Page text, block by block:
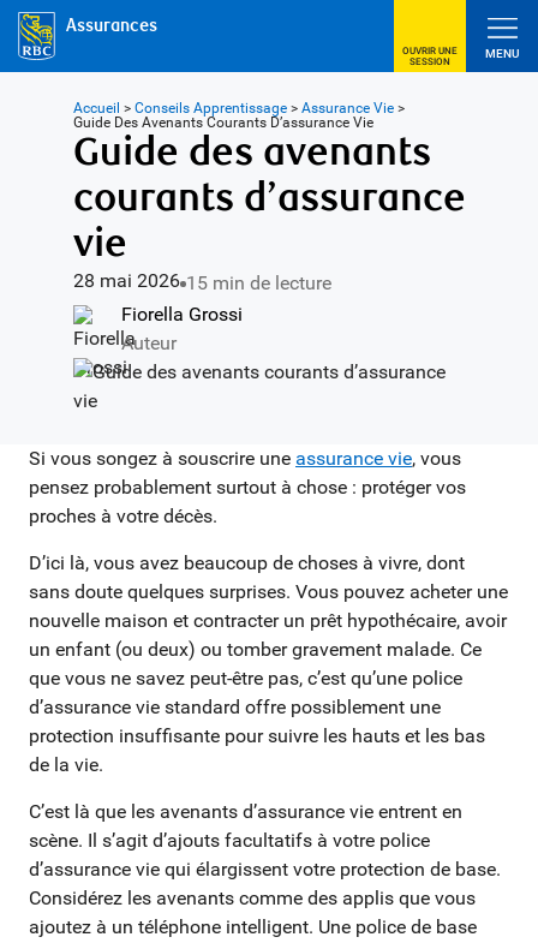
Assurances
OUVRIR UNE
SESSION
MENU
Accueil > Conseils Apprentissage> Assurance Vie>
Guide Des Avenants Courants D’assurance Vie
Guide des avenants
courants d’assurance
vie
28 mai 2026 15 min de lecture
Fiorella Grossi
Auteur
Si vous songez à souscrire une assurance vie, vous
pensez probablement surtout à chose : protéger vos
proches à votre décès.
D’ici là, vous avez beaucoup de choses à vivre, dont
sans doute quelques surprises. Vous pouvez acheter une
nouvelle maison et contracter un prêt hypothécaire, avoir
un enfant (ou deux) ou tomber gravement malade. Ce
que vous ne savez peut-être pas, c’est qu’une police
d’assurance vie standard offre possiblement une
protection insuffisante pour suivre les hauts et les bas
de la vie.
C’est là que les avenants d’assurance vie entrent en
scène. Il s’agit d’ajouts facultatifs à votre police
d’assurance vie qui élargissent votre protection de base.
Considérez les avenants comme des applis que vous
ajoutez à un téléphone intelligent. Une police de base